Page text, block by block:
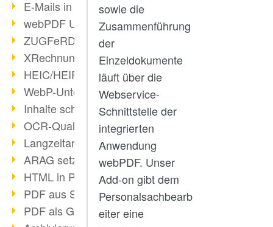
E-Mails in PDF
webPDF Update 8.0.0.2176
ZUGFeRD im Überblick
XRechnung Überblick
HEIC/HEIF-Unterstützung
WebP-Unterstützung
Inhalte schwärzen
OCR-Qualität verbessert
Langzeitarchivierung PDF
ARAG setzt auf webPDF
HTML in PDF umwandeln
PDF aus SAP
PDF als Grafik exportieren
sowie die
Zusammenführung
der
Einzeldokumente
läuft über die
Webservice-
Schnittstelle der
integrierten
Anwendung
webPDF. Unser
Add-on gibt dem
Personalsachbearb
eiter eine